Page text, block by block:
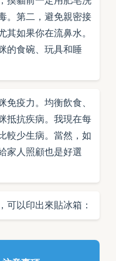
。第二，避免親密接
其如果你在流鼻水。
的食碗、玩具和睡
免疫力。均衡飲食、
抵抗疾病。我現在每
較少生病。當然，如
家人照顧也是好選
可以印出來貼冰箱：